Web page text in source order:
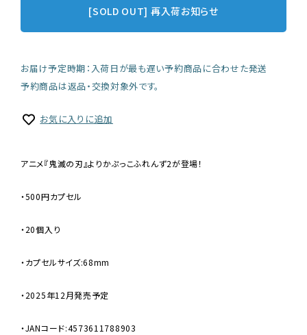
[SOLD OUT] 再入荷お知らせ
お届け予定時期：入荷日が最も遅い予約商品に合わせた発送
予約商品は返品・交換対象外です。
お気に入りに追加
アニメ『鬼滅の刃』よりかぷっこふれんず2が登場！
・500円カプセル
・20個入り
・カプセルサイズ:68mm
・2025年12月発売予定
・JANコード:4573611788903